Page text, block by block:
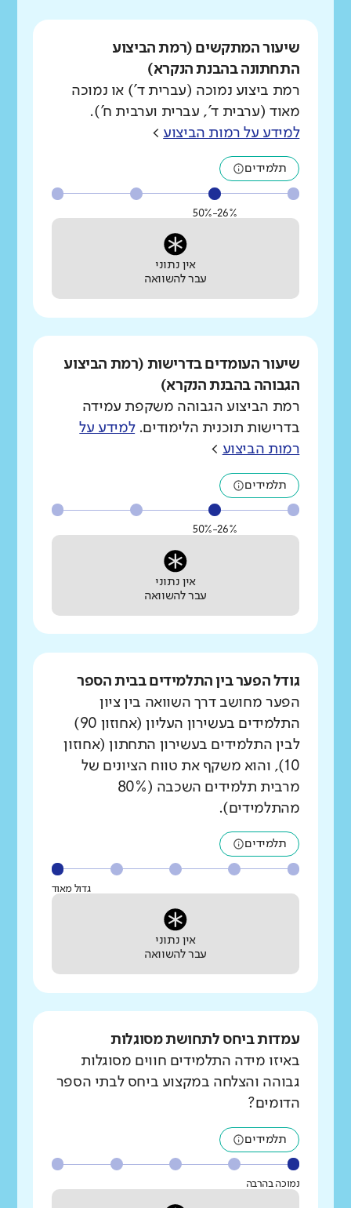
שיעור המתקשים (רמת הביצוע
התחתונה בהבנת הנקרא)
רמת ביצוע נמוכה (עברית ד') או נמוכה
מאוד (ערבית ד', עברית וערבית ח').
למידע על רמות הביצוע >
תלמידים
26%-50%
אין נתוני
עבר להשוואה
שיעור העומדים בדרישות (רמת הביצוע
הגבוהה בהבנת הנקרא)
רמת הביצוע הגבוהה משקפת עמידה
בדרישות תוכנית הלימודים.למידע על
רמות הביצוע >
תלמידים
26%-50%
אין נתוני
עבר להשוואה
גודל הפער בין התלמידים בבית הספר
הפער מחושב דרך השוואה בין ציון
התלמידים בעשירון העליון (אחוזון 90)
לבין התלמידים בעשירון התחתון (אחוזון
10), והוא משקף את טווח הציונים של
מרבית תלמידים השכבה (80%
מהתלמידים).
תלמידים
גדול מאוד
אין נתוני
עבר להשוואה
עמדות ביחס לתחושת מסוגלות
באיזו מידה התלמידים חווים מסוגלות
גבוהה והצלחה במקצוע ביחס לבתי הספר
הדומים?
תלמידים
נמוכה בהרבה